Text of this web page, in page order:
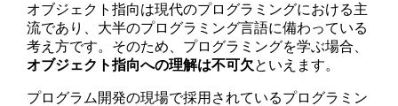
オブジェクト指向は現代のプログラミングにおける主
流であり、大半のプログラミング言語に備わっている
考え方です。そのため、プログラミングを学ぶ場合、
オブジェクト指向への理解は不可欠といえます。
プログラム開発の現場で採用されているプログラミン